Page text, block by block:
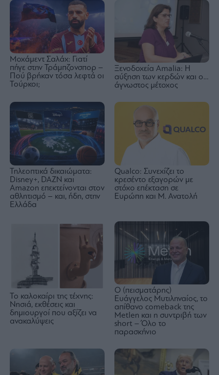
Μοχάμεντ Σαλάχ: Γιατί
πήγε στην Τράμπζονσπορ –
Πού βρήκαν τόσα λεφτά οι
Τούρκοι;
Ξενοδοχεία Amalia: H
αύξηση των κερδών και ο…
άγνωστος μέτοχος
Τηλεοπτικά δικαιώματα:
Disney+, DAZN και
Amazon επεκτείνονται στον
αθλητισμό – και, ήδη, στην
Ελλάδα
Qualco: Συνεχίζει το
κρεσέντο εξαγορών με
στόχο επέκταση σε
Ευρώπη και Μ. Ανατολή
Το καλοκαίρι της τέχνης:
Νησιά, εκθέσεις και
δημιουργοί που αξίζει να
ανακαλύψεις
Ο (πεισματάρης)
Ευάγγελος Μυτιληναίος, το
απίθανο comeback της
Μetlen και η συντριβή των
short – Όλο το
παρασκήνιο